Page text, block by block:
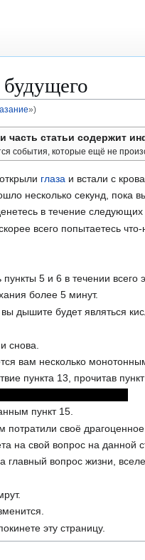
»)
часть статьи содержит
события, которые ещё не
глаза и встали с
несколько секунд, пока
в течение следующих
всего попытаетесь что-
5 и 6 в течении всего
более 5 минут.
дышите будет являться
снова.
вам несколько
пункта 13, прочитав
пункт 15.
потратили своё
на свой вопрос на данной
главный вопрос жизни,
эту страницу.